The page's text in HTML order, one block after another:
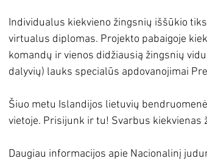
Individualus kiekvieno žingsnių iššūkio
virtualus diplomas. Projekto pabaigoje
komandų ir vienos didžiausią žingsnių
dalyvių) lauks specialūs apdovanojimai
Šiuo metu Islandijos lietuvių
vietoje. Prisijunk ir tu! Svarbus kiekvienas
Daugiau informacijos apie Nacionalinį